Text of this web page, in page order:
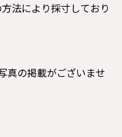
法により採寸しており
真の掲載がございませ